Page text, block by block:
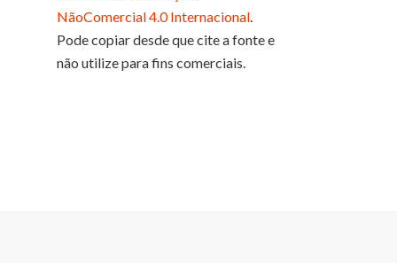
NãoComercial 4.0 Internacional.
Pode copiar desde que cite a fonte e
não utilize para fins comerciais.